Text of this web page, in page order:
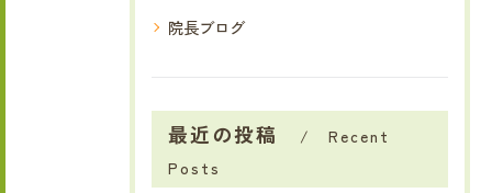
院長ブログ
最近の投稿
Recent
Posts